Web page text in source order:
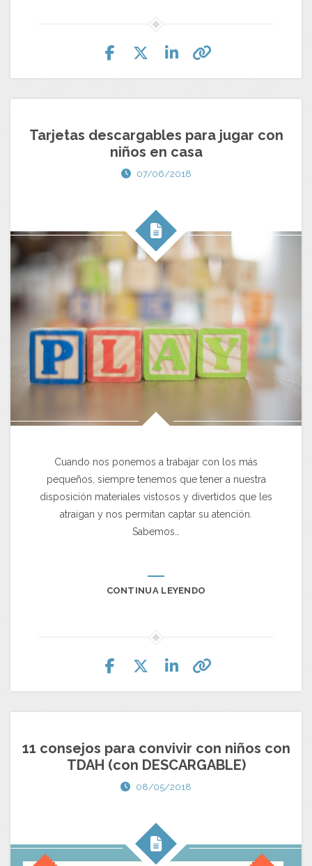
Tarjetas descargables para jugar con
niños en casa
07/06/2018
Cuando nos ponemos a trabajar con los más
pequeños, siempre tenemos que tener a nuestra
disposición materiales vistosos y divertidos que les
atraigan y nos permitan captar su atención.
Sabemos…
CONTINUA LEYENDO
11 consejos para convivir con niños con
TDAH (con DESCARGABLE)
08/05/2018